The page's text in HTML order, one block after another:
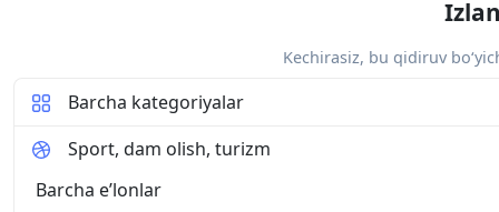
Kechirasiz, bu qidiruv
Barcha kategoriyalar
Sport, dam olish, turizm
Barcha eʼlonlar